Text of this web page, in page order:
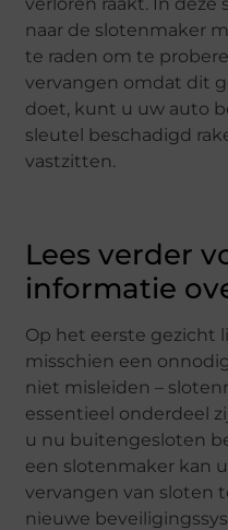
naar de slotenmaker
te raden om te
vervangen omdat dit
doet, kunt u uw auto
sleutel beschadigd
vastzitten.
Lees verder
informatie
Op het eerste gezicht
misschien een
niet misleiden –
essentieel onderdeel
u nu buitengesloten
een slotenmaker kan
vervangen van sloten
nieuwe